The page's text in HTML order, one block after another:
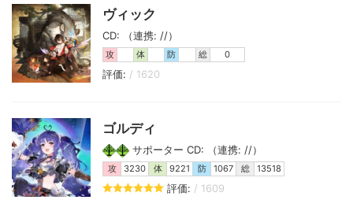
ヴィック
CD: （連携: //）
攻 体 防 総 0
評価: / 1620
ゴルディ
サポーター CD: （連携: //）
攻 3230 体 9221 防 1067 総 13518
評価: / 1609